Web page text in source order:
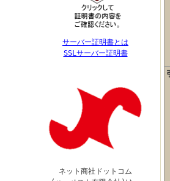
サーバー証明書とは
SSLサーバー証明書
ネット商社ドットコム